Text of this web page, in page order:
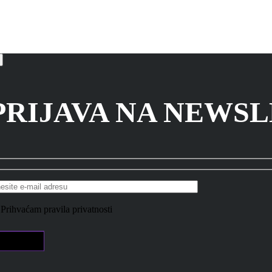
NA
Prihvaćam pravila privatnosti